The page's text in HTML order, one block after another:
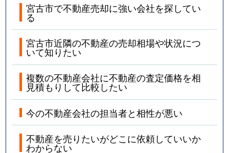
宮古市で不動産売却に強い会社を探してい
る
宮古市近隣の不動産の売却相場や状況につ
いて知りたい
複数の不動産会社に不動産の査定価格を相
見積もりして比較したい
今の不動産会社の担当者と相性が悪い
不動産を売りたいがどこに依頼していいか
わからない